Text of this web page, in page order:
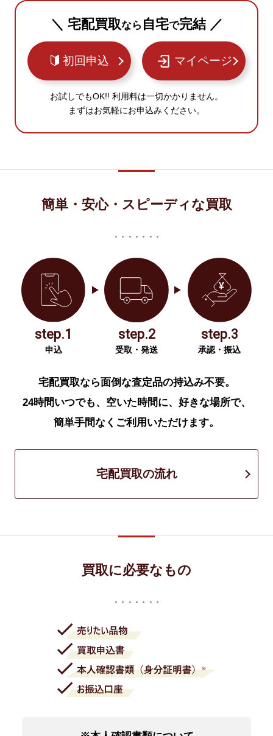
＼ 宅配買取なら 自宅で完結 ／
初回申込 マイページ
お試しでもOK!! 利用料は一切かかりません。
まずはお気軽にお申込みください。
簡単・安心・スピーディな買取
step.1
申込
step.2
受取・発送
step.3
承認・振込
宅配買取なら面倒な査定品の持込み不要。
24時間いつでも、空いた時間に、好きな場所で、
簡単手間なくご利用いただけます。
宅配買取の流れ
買取に必要なもの